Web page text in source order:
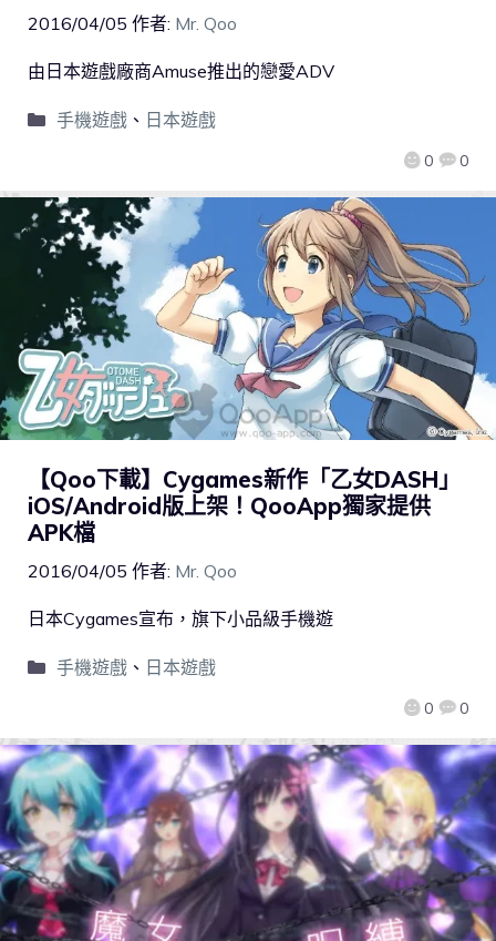
2016/04/05 作者: Mr. Qoo
0 0
由日本遊戲廠商Amuse推出的戀愛ADV
手機遊戲、 日本遊戲
【Qoo下載】Cygames新作「乙女DASH」
iOS/Android版上架！QooApp獨家提供
APK檔
2016/04/05 作者: Mr. Qoo
0 0
日本Cygames宣布，旗下小品級手機遊
手機遊戲、 日本遊戲